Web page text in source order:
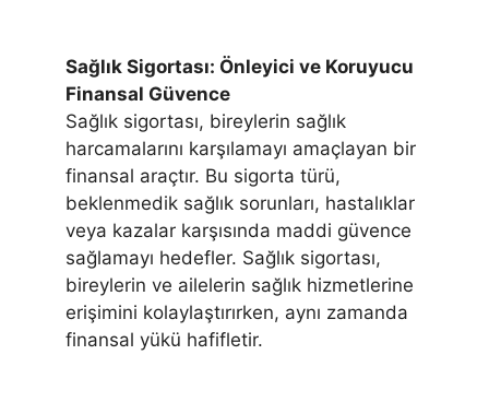
Sağlık Sigortası: Önleyici ve Koruyucu
Finansal Güvence
Sağlık sigortası, bireylerin sağlık
harcamalarını karşılamayı amaçlayan bir
finansal araçtır. Bu sigorta türü,
beklenmedik sağlık sorunları, hastalıklar
veya kazalar karşısında maddi güvence
sağlamayı hedefler. Sağlık sigortası,
bireylerin ve ailelerin sağlık hizmetlerine
erişimini kolaylaştırırken, aynı zamanda
finansal yükü hafifletir.